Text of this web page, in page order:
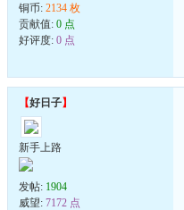
铜币: 2134 枚
贡献值: 0 点
好评度: 0 点
【好日子】
新手上路
发帖: 1904
威望: 7172 点